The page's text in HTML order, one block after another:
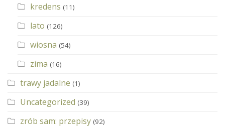
kredens (11)
lato (126)
wiosna (54)
zima (16)
trawy jadalne (1)
Uncategorized (39)
zrób sam: przepisy (92)